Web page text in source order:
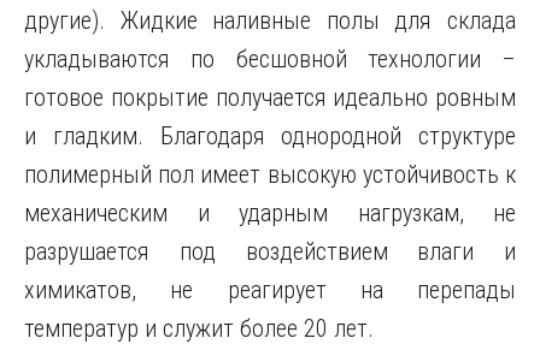
другие). Жидкие наливные полы для склада
укладываются по бесшовной технологии –
готовое покрытие получается идеально ровным
и гладким. Благодаря однородной структуре
полимерный пол имеет высокую устойчивость к
механическим и ударным нагрузкам, не
разрушается под воздействием влаги и
химикатов, не реагирует на перепады
температур и служит более 20 лет.